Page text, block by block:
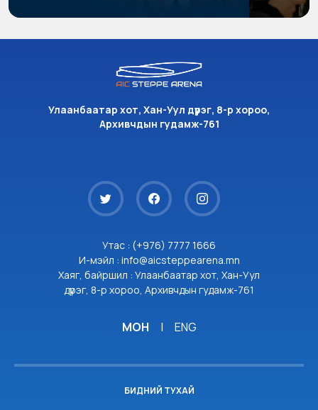
Улаанбаатар хот, Хан-Уул дүүрэг, 8-р хороо,
Архивчдын гудамж-761
Утас : (+976) 7777 1666
И-мэйл : info@aicsteppearena.mn
Хаяг, байршил : Улаанбаатар хот, Хан-Уул
дүүрэг, 8-р хороо, Архивчдын гудамж-761
МОН | ENG
БИДНИЙ ТУХАЙ